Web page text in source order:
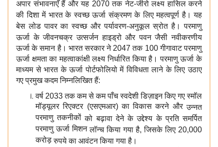
अपार संभावनाएँ हैं और यह 2070 तक नेट-जीरो लक्ष्य हासिल करने
की दिशा में भारत के स्वच्छ ऊर्जा संक्रमण के लिए महत्वपूर्ण है। यह
बेस लोड पावर का स्वच्छ और पर्यावरण-अनुकूल स्रोत है।
परमाणु
ऊर्जा के जीवनचक्र उत्सर्जन हाइड्रो और पवन जैसी नवीकरणीय
ऊर्जा के समान है। भारत सरकार ने 2047 तक 100 गीगावाट परमाणु
ऊर्जा क्षमता का महत्वाकांक्षी लक्ष्य निर्धारित किया है। परमाणु ऊर्जा के
माध्यम से भारत के ऊर्जा पोर्टफोलियो में विविधता लाने के लिए उठाए
गए प्रमुख कदम निम्नलिखित हैं:
वर्ष 2033 तक कम से कम पाँच स्वदेशी डिज़ाइन किए गए स्मॉल
मॉड्यूलर रिएक्टर (एसएमआर) का विकास करने और उन्नत
परमाणु तकनीकों को बढ़ावा देने के उद्देश्य के प्रति समर्पित
परमाणु ऊर्जा मिशन लॉन्च किया गया है, जिसके लिए 20,000
करोड़ रुपये का आवंटन किया गया है।